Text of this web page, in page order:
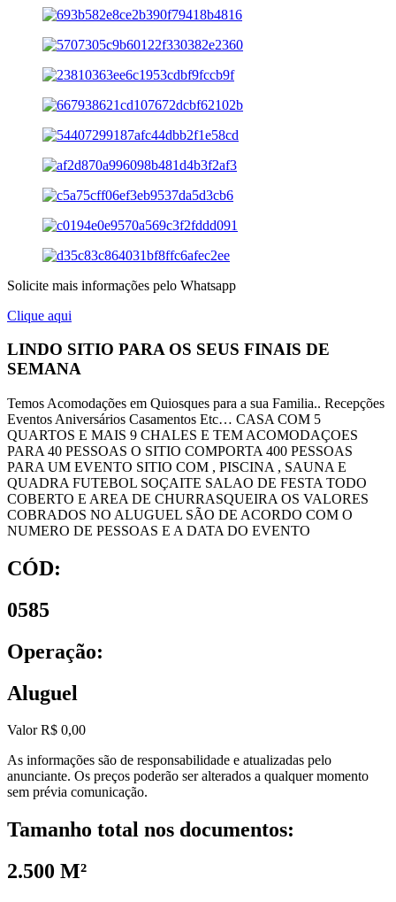
Solicite mais informações pelo Whatsapp
Clique aqui
LINDO SITIO PARA OS SEUS FINAIS DE
SEMANA
Temos Acomodações em Quiosques para a sua Familia.. Recepções
Eventos Aniversários Casamentos Etc… CASA COM 5
QUARTOS E MAIS 9 CHALES E TEM ACOMODAÇOES
PARA 40 PESSOAS O SITIO COMPORTA 400 PESSOAS
PARA UM EVENTO SITIO COM , PISCINA , SAUNA E
QUADRA FUTEBOL SOÇAITE SALAO DE FESTA TODO
COBERTO E AREA DE CHURRASQUEIRA OS VALORES
COBRADOS NO ALUGUEL SÃO DE ACORDO COM O
NUMERO DE PESSOAS E A DATA DO EVENTO
CÓD:
0585
Operação:
Aluguel
Valor R$ 0,00
As informações são de responsabilidade e atualizadas pelo
anunciante. Os preços poderão ser alterados a qualquer momento
sem prévia comunicação.
Tamanho total nos documentos:
2.500 M²